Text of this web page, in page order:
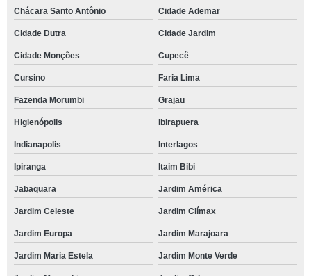
Chácara Santo Antônio Cidade Ademar
Cidade Dutra Cidade Jardim
Cidade Monções Cupecê
Cursino Faria Lima
Fazenda Morumbi Grajau
Higienópolis Ibirapuera
Indianapolis Interlagos
Ipiranga Itaim Bibi
Jabaquara Jardim América
Jardim Celeste Jardim Clímax
Jardim Europa Jardim Marajoara
Jardim Maria Estela Jardim Monte Verde